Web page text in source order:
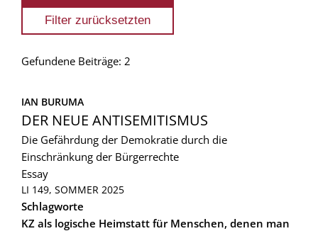
Gefundene Beiträge: 2
IAN BURUMA
DER NEUE ANTISEMITISMUS
Die Gefährdung der Demokratie durch die
Einschränkung der Bürgerrechte
Essay
LI 149, SOMMER 2025
Schlagworte
KZ als logische Heimstatt für Menschen, denen man